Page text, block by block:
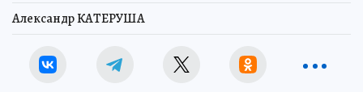
Александр КАТЕРУША